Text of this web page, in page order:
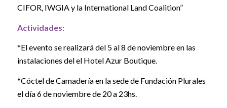
CIFOR, IWGIA y la International Land Coalition”
Actividades:
*El evento se realizará del 5 al 8 de noviembre en las
instalaciones del el Hotel Azur Boutique.
*Cóctel de Camadería en la sede de Fundación Plurales
el día 6 de noviembre de 20 a 23hs.